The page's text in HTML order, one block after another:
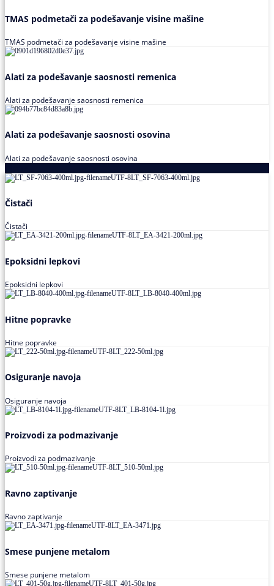
TMAS podmetači za podešavanje visine mašine
TMAS podmetači za podešavanje visine mašine
Alati za podešavanje saosnosti remenica
Alati za podešavanje saosnosti remenica
Alati za podešavanje saosnosti osovina
Alati za podešavanje saosnosti osovina
Čistači
Čistači
Epoksidni lepkovi
Epoksidni lepkovi
Hitne popravke
Hitne popravke
Osiguranje navoja
Osiguranje navoja
Proizvodi za podmazivanje
Proizvodi za podmazivanje
Ravno zaptivanje
Ravno zaptivanje
Smese punjene metalom
Smese punjene metalom